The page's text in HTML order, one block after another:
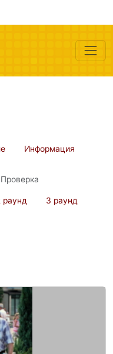
Информация
Проверка
раунд 3 раунд